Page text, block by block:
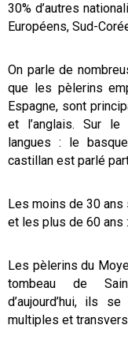
30% d’autres
Européens, Sud-
On parle de
que les pèlerins
Espagne, sont
et l’anglais. Sur le
langues : le
castillan est parlé
Les moins de 30
et les plus de 60 ans
Les pèlerins du
tombeau de
d’aujourd’hui, ils
multiples et